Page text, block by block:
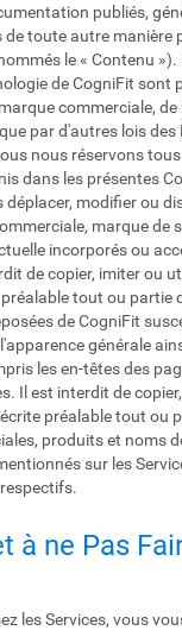
publiés,
de toute autre manière
le « Contenu »).
de CogniFit sont
commerciale,
par d'autres lois
nous réservons
dans les présentes
déplacer, modifier ou
marque de
incorporés ou
de copier, imiter ou
tout ou partie
de CogniFit
générale
les en-têtes des
Il est interdit de
préalable tout ou
produits et noms
sur les
à ne Pas
les Services, vous